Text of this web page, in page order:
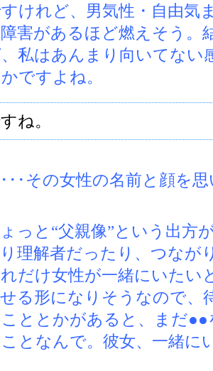
けれど、男気性・自由気
害があるほど燃えそう。
私はあんまり向いてない
ですよね。
ね。
･･その女性の名前と顔を
っと“父親像”という出方
理解者だったり、つなが
だけ女性が一緒にいたい
る形になりそうなので、
ととかがあると、まだ
となんで。彼女、一緒に